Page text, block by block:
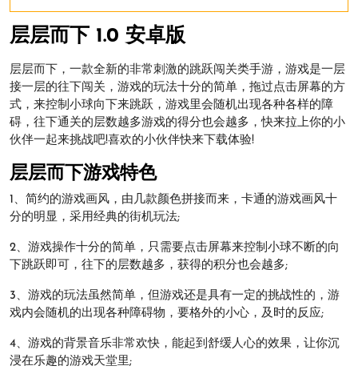
层层而下 1.0 安卓版
层层而下，一款全新的非常刺激的跳跃闯关类手游，游戏是一层
接一层的往下闯关，游戏的玩法十分的简单，拖过点击屏幕的方
式，来控制小球向下来跳跃，游戏里会随机出现各种各样的障
碍，往下通关的层数越多游戏的得分也会越多，快来拉上你的小
伙伴一起来挑战吧!喜欢的小伙伴快来下载体验!
层层而下游戏特色
1、简约的游戏画风，由几款颜色拼接而来，卡通的游戏画风十
分的明显，采用经典的街机玩法;
2、游戏操作十分的简单，只需要点击屏幕来控制小球不断的向
下跳跃即可，往下的层数越多，获得的积分也会越多;
3、游戏的玩法虽然简单，但游戏还是具有一定的挑战性的，游
戏内会随机的出现各种障碍物，要格外的小心，及时的反应;
4、游戏的背景音乐非常欢快，能起到舒缓人心的效果，让你沉
浸在乐趣的游戏天堂里;